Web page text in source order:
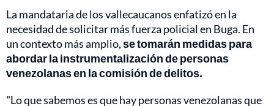
La mandataria de los vallecaucanos enfatizó en la
necesidad de solicitar más fuerza policial en Buga. En
un contexto más amplio,se tomarán medidas para
abordar la instrumentalización de personas
venezolanas en la comisión de delitos.
"Lo que sabemos es que hay personas venezolanas que